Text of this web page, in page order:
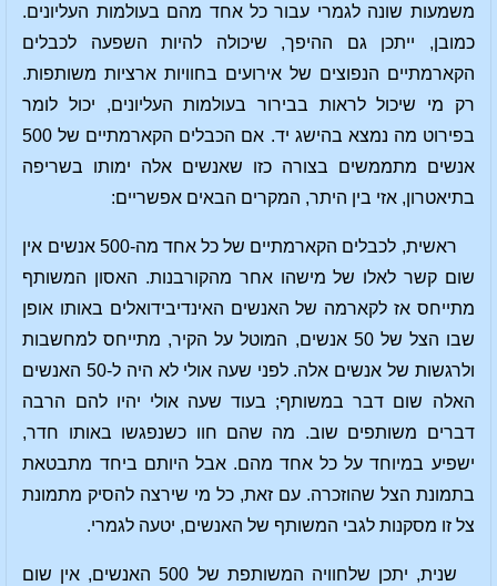
משמעות שונה לגמרי עבור כל אחד מהם בעולמות העליונים.
כמובן, ייתכן גם ההיפך, שיכולה להיות השפעה לכבלים
הקארמתיים הנפוצים של אירועים בחוויות ארציות משותפות.
רק מי שיכול לראות בבירור בעולמות העליונים, יכול לומר
בפירוט מה נמצא בהישג יד. אם הכבלים הקארמתיים של 500
אנשים מתממשים בצורה כזו שאנשים אלה ימותו בשריפה
בתיאטרון, אזי בין היתר, המקרים הבאים אפשריים:
ראשית, לכבלים הקארמתיים של כל אחד מה-500 אנשים אין
שום קשר לאלו של מישהו אחר מהקורבנות. האסון המשותף
מתייחס אז לקארמה של האנשים האינדיבידואלים באותו אופן
שבו הצל של 50 אנשים, המוטל על הקיר, מתייחס למחשבות
ולרגשות של אנשים אלה. לפני שעה אולי לא היה ל-50 האנשים
האלה שום דבר במשותף; בעוד שעה אולי יהיו להם הרבה
דברים משותפים שוב. מה שהם חוו כשנפגשו באותו חדר,
ישפיע במיוחד על כל אחד מהם. אבל היותם ביחד מתבטאת
בתמונת הצל שהוזכרה. עם זאת, כל מי שירצה להסיק מתמונת
צל זו מסקנות לגבי המשותף של האנשים, יטעה לגמרי.
שנית, יתכן שלחוויה המשותפת של 500 האנשים, אין שום